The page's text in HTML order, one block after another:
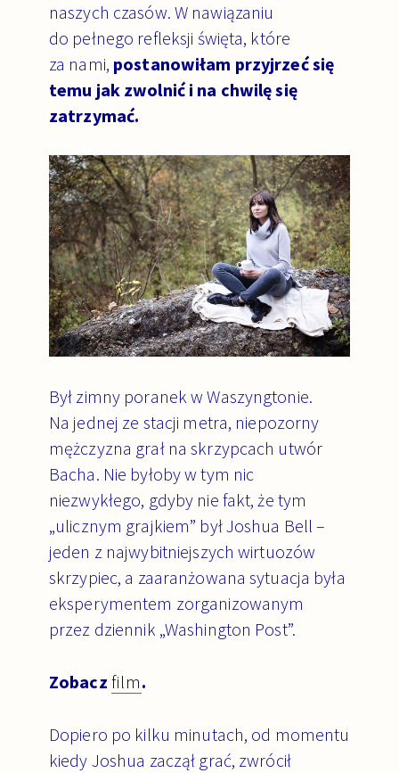
naszych czasów. W nawiązaniu
do pełnego refleksji święta, które
za nami, postanowiłam przyjrzeć się
temu jak zwolnić i na chwilę się
zatrzymać.
Był zimny poranek w Waszyngtonie.
Na jednej ze stacji metra, niepozorny
mężczyzna grał na skrzypcach utwór
Bacha. Nie byłoby w tym nic
niezwykłego, gdyby nie fakt, że tym
„ulicznym grajkiem” był Joshua Bell –
jeden z najwybitniejszych wirtuozów
skrzypiec, a zaaranżowana sytuacja była
eksperymentem zorganizowanym
przez dziennik „Washington Post”.
Zobacz film.
Dopiero po kilku minutach, od momentu
kiedy Joshua zaczął grać, zwrócił